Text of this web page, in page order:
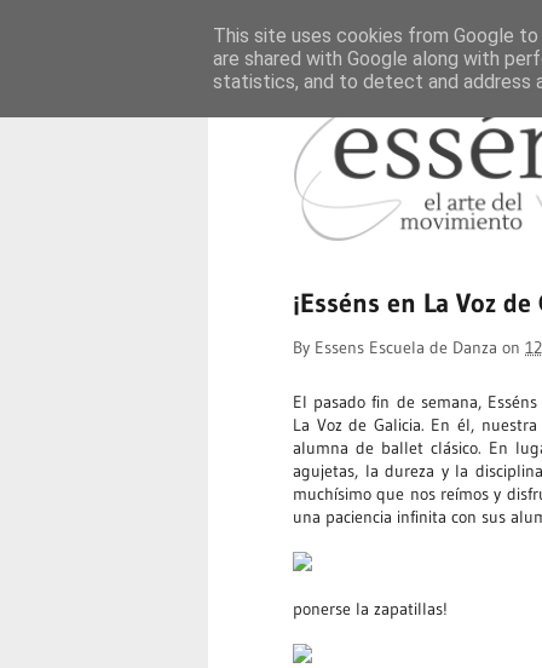
¡Esséns en La Voz
By Essens Escuela de Danza on
El pasado fin de semana,
La Voz de Galicia. En él,
alumna de ballet clásico. En
agujetas, la dureza y la
muchísimo que nos reímos y
una paciencia infinita con sus
ponerse la zapatillas!
This site uses cookies from Google
are shared with Google along with
statistics, and to detect and address